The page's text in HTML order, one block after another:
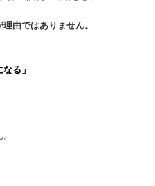
由ではありません。
る」